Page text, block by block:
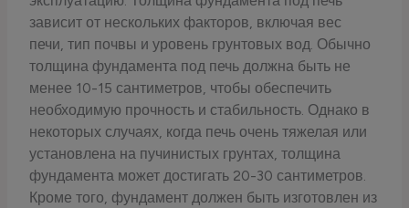
зависит от нескольких факторов, включая вес
печи, тип почвы и уровень грунтовых вод. Обычно
толщина фундамента под печь должна быть не
менее 10-15 сантиметров, чтобы обеспечить
необходимую прочность и стабильность. Однако в
некоторых случаях, когда печь очень тяжелая или
установлена на пучинистых грунтах, толщина
фундамента может достигать 20-30 сантиметров.
Кроме того, фундамент должен быть изготовлен из